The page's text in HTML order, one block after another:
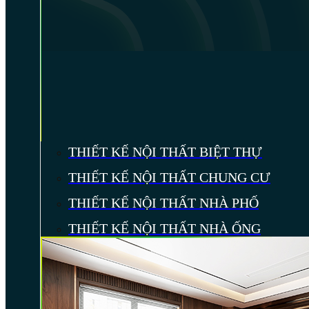
THIẾT KẾ NỘI THẤT BIỆT THỰ
THIẾT KẾ NỘI THẤT CHUNG CƯ
THIẾT KẾ NỘI THẤT NHÀ PHỐ
THIẾT KẾ NỘI THẤT NHÀ ỐNG